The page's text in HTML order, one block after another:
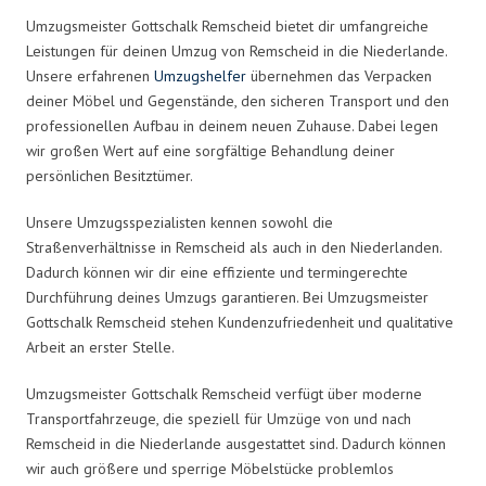
Umzugsmeister Gottschalk Remscheid bietet dir umfangreiche
Leistungen für deinen Umzug von Remscheid in die Niederlande.
Unsere erfahrenen Umzugshelfer übernehmen das Verpacken
deiner Möbel und Gegenstände, den sicheren Transport und den
professionellen Aufbau in deinem neuen Zuhause. Dabei legen
wir großen Wert auf eine sorgfältige Behandlung deiner
persönlichen Besitztümer.
Unsere Umzugsspezialisten kennen sowohl die
Straßenverhältnisse in Remscheid als auch in den Niederlanden.
Dadurch können wir dir eine effiziente und termingerechte
Durchführung deines Umzugs garantieren. Bei Umzugsmeister
Gottschalk Remscheid stehen Kundenzufriedenheit und qualitative
Arbeit an erster Stelle.
Umzugsmeister Gottschalk Remscheid verfügt über moderne
Transportfahrzeuge, die speziell für Umzüge von und nach
Remscheid in die Niederlande ausgestattet sind. Dadurch können
wir auch größere und sperrige Möbelstücke problemlos